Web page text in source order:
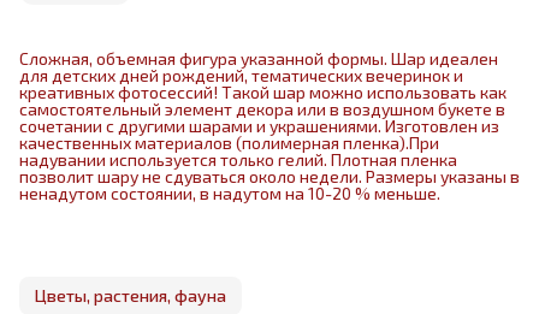
Сложная, объемная фигура указанной формы. Шар идеален
для детских дней рождений, тематических вечеринок и
креативных фотосессий! Такой шар можно использовать как
самостоятельный элемент декора или в воздушном букете в
сочетании с другими шарами и украшениями. Изготовлен из
качественных материалов (полимерная пленка).При
надувании используется только гелий. Плотная пленка
позволит шару не сдуваться около недели. Размеры указаны в
ненадутом состоянии, в надутом на 10-20 % меньше.
Цветы, растения, фауна